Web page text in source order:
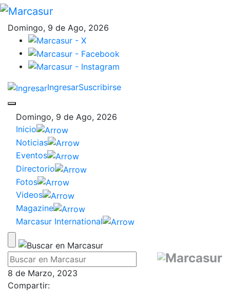
Domingo, 9 de Ago, 2026
IngresarSuscribirse
Domingo, 9 de Ago, 2026
Inicio
Noticias
Eventos
Directorio
Fotos
Videos
Magazine
Marcasur International
8 de Marzo, 2023
Compartir: